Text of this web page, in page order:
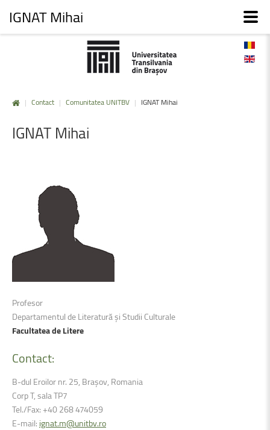
| Contact | Comunitatea UNITBV | IGNAT Mihai
IGNAT Mihai
Profesor
Departamentul de Literatură și Studii Culturale
Facultatea de Litere
Contact:
B-dul Eroilor nr. 25, Brașov, Romania
Corp T, sala TP7
Tel./Fax: +40 268 474059
E-mail: ignat.m@unitbv.ro
IGNAT Mihai